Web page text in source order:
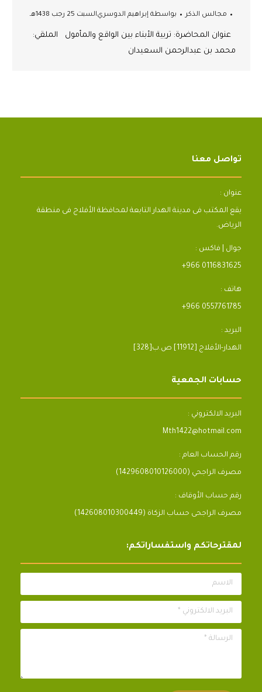
مجالس الذكر بواسطة إبراهيم الدوسريالسبت 25 رجب 1438هـ
عنوان المحاضرة: تربية الأبناء بين الواقع والمأمول الملقي:
محمد بن عبدالرحمن السعيدان
تواصل معنا
عنوان :
يقع المكتب فى مدينة الهدار التابعة لمحافظة الأفلاج فى منطقة
الرياض.
جوال | فاكس :
+966 0116831625
هاتف :
+966 0557761785
البريد :
[328]الهدار-الأفلاج [11912] ص.ب
حسابات الجمعية
البريد الالكتروني :
Mth1422@hotmail.com
رقم الحساب العام :
مصرف الراجحي (1429608010126000)
رقم حساب الأوقاف :
مصرف الراجحى حساب الزكاة (142608010300449)
لمقترحاتكم واستفساراتكم:
الاسم
البريد الالكتروني *
الرسالة *